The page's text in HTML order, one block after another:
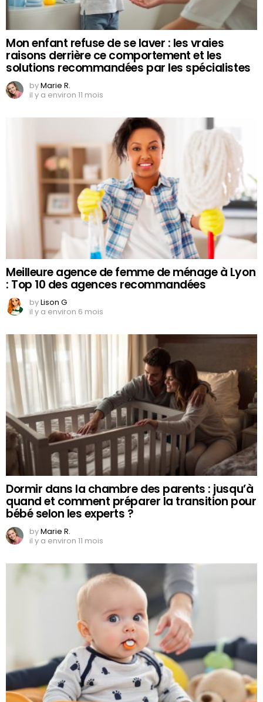
Mon enfant refuse de se laver : les vraies
raisons derrière ce comportement et les
solutions recommandées par les spécialistes
byMarie R.
il y a environ 11 mois
Meilleure agence de femme de ménage à Lyon
: Top 10 des agences recommandées
byLison G
il y a environ 6 mois
Dormir dans la chambre des parents : jusqu’à
quand et comment préparer la transition pour
bébé selon les experts ?
byMarie R.
il y a environ 11 mois